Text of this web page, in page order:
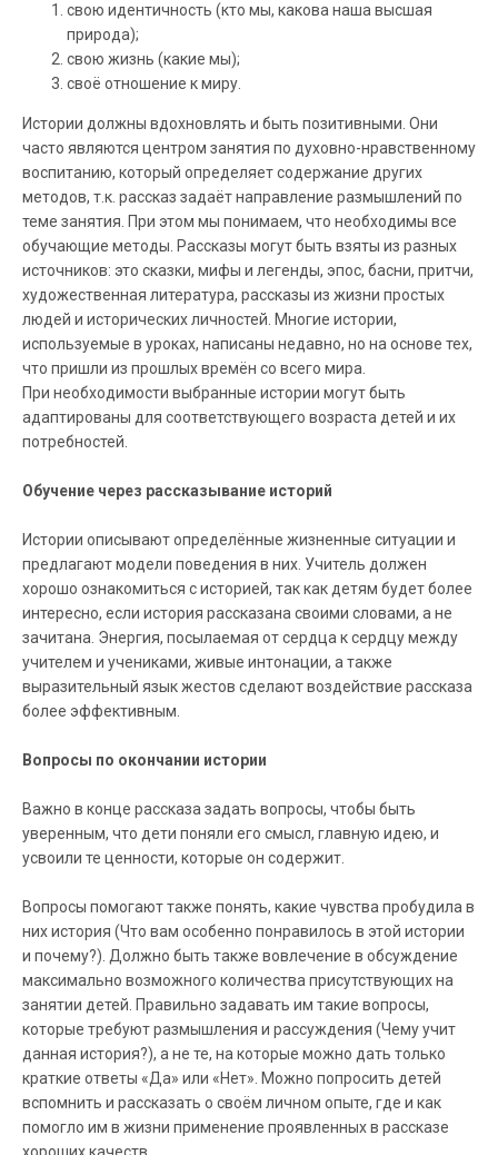
свою идентичность (кто мы, какова наша высшая
природа);
свою жизнь (какие мы);
своё отношение к миру.
Истории должны вдохновлять и быть позитивными. Они
часто являются центром занятия по духовно-нравственному
воспитанию, который определяет содержание других
методов, т.к. рассказ задаёт направление размышлений по
теме занятия. При этом мы понимаем, что необходимы все
обучающие методы. Рассказы могут быть взяты из разных
источников: это сказки, мифы и легенды, эпос, басни, притчи,
художественная литература, рассказы из жизни простых
людей и исторических личностей. Многие истории,
используемые в уроках, написаны недавно, но на основе тех,
что пришли из прошлых времён со всего мира.
При необходимости выбранные истории могут быть
адаптированы для соответствующего возраста детей и их
потребностей.
Обучение через рассказывание историй
Истории описывают определённые жизненные ситуации и
предлагают модели поведения в них. Учитель должен
хорошо ознакомиться с историей, так как детям будет более
интересно, если история рассказана своими словами, а не
зачитана. Энергия, посылаемая от сердца к сердцу между
учителем и учениками, живые интонации, а также
выразительный язык жестов сделают воздействие рассказа
более эффективным.
Вопросы по окончании истории
Важно в конце рассказа задать вопросы, чтобы быть
уверенным, что дети поняли его смысл, главную идею, и
усвоили те ценности, которые он содержит.
Вопросы помогают также понять, какие чувства пробудила в
них история (Что вам особенно понравилось в этой истории
и почему?). Должно быть также вовлечение в обсуждение
максимально возможного количества присутствующих на
занятии детей. Правильно задавать им такие вопросы,
которые требуют размышления и рассуждения (Чему учит
данная история?), а не те, на которые можно дать только
краткие ответы «Да» или «Нет». Можно попросить детей
вспомнить и рассказать о своём личном опыте, где и как
помогло им в жизни применение проявленных в рассказе